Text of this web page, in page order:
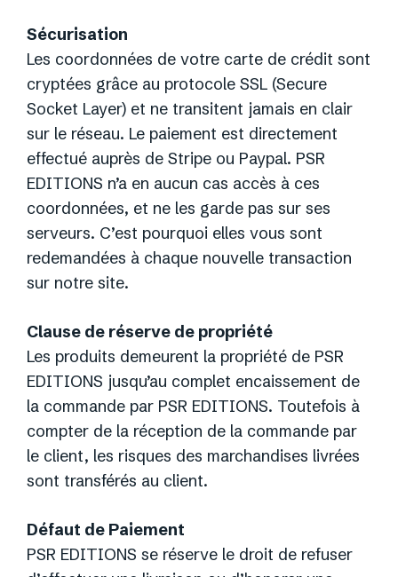
Sécurisation
Les coordonnées de votre carte de crédit sont
cryptées grâce au protocole SSL (Secure
Socket Layer) et ne transitent jamais en clair
sur le réseau. Le paiement est directement
effectué auprès de Stripe ou Paypal. PSR
EDITIONS n’a en aucun cas accès à ces
coordonnées, et ne les garde pas sur ses
serveurs. C’est pourquoi elles vous sont
redemandées à chaque nouvelle transaction
sur notre site.
Clause de réserve de propriété
Les produits demeurent la propriété de PSR
EDITIONS jusqu’au complet encaissement de
la commande par PSR EDITIONS. Toutefois à
compter de la réception de la commande par
le client, les risques des marchandises livrées
sont transférés au client.
Défaut de Paiement
PSR EDITIONS se réserve le droit de refuser